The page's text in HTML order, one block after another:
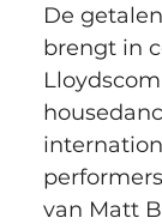
De
brengt in
van Matt